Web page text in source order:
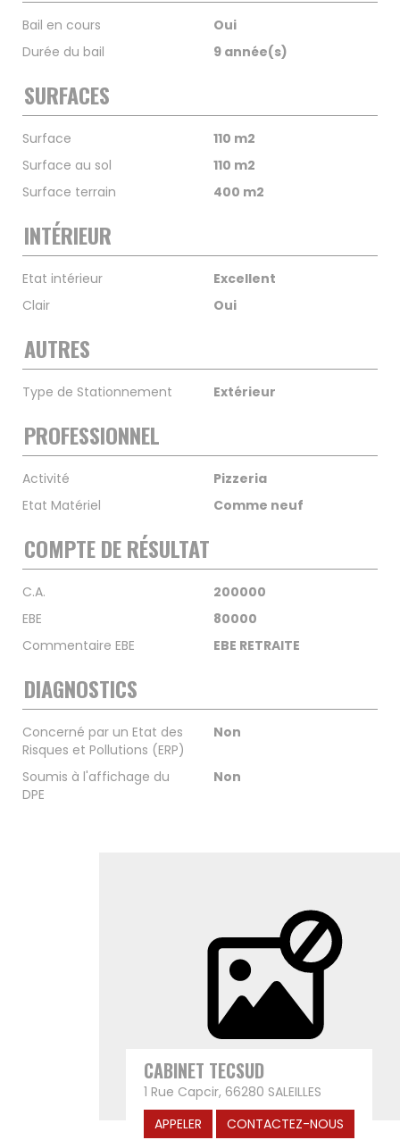
Bail en cours
Oui
Durée du bail
9 année(s)
SURFACES
Surface
110 m2
Surface au sol
110 m2
Surface terrain
400 m2
INTÉRIEUR
Etat intérieur
Excellent
Clair
Oui
AUTRES
Type de Stationnement Extérieur
PROFESSIONNEL
Activité
Pizzeria
Etat Matériel
Comme neuf
COMPTE DE RÉSULTAT
C.A.
200000
EBE
80000
Commentaire EBE
EBE RETRAITE
DIAGNOSTICS
Concerné par un Etat des
Risques et Pollutions (ERP)
Non
Soumis à l'affichage du
DPE
Non
CABINET TECSUD
1 Rue Capcir, 66280 SALEILLES
APPELER
CONTACTEZ-NOUS